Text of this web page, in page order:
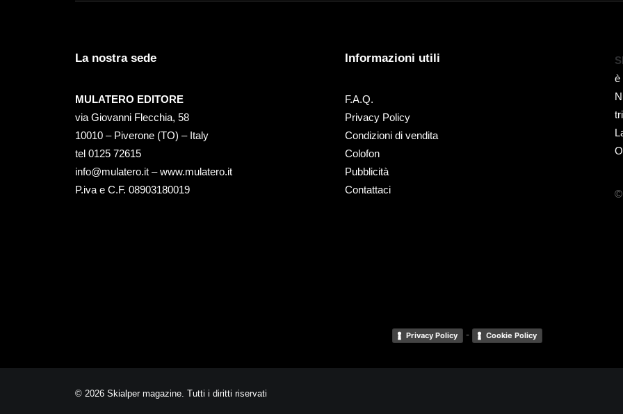
La nostra sede
MULATERO EDITORE
via Giovanni Flecchia, 58
10010 – Piverone (TO) – Italy
tel ‭0125 72615‬
info@mulatero.it –www.mulatero.it
P.iva e C.F. 08903180019
Informazioni utili
F.A.Q.
Privacy Policy
Condizioni di vendita
Colofon
Pubblicità
Contattaci
è
©
Privacy Policy - Cookie Policy
© 2026 Skialper magazine. Tutti i diritti riservati